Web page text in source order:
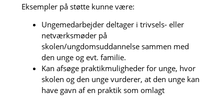
Eksempler på støtte kunne være:
Ungemedarbejder deltager i trivsels- eller
netværksmøder på
skolen/ungdomsuddannelse sammen med
den unge og evt. familie.
Kan afsøge praktikmuligheder for unge, hvor
skolen og den unge vurderer, at den unge kan
have gavn af en praktik som omlagt